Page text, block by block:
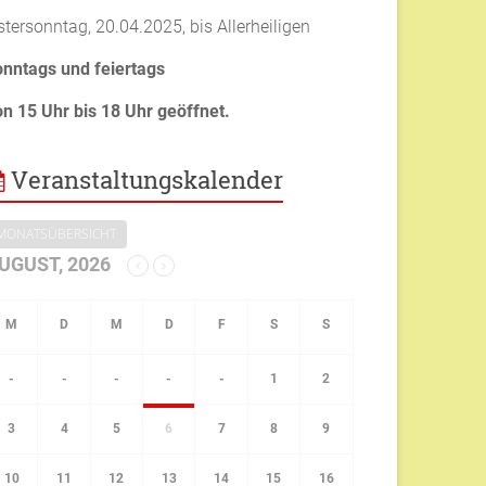
20.04.2025, bis Allerheiligen
und feiertags
15 Uhr bis 18 Uhr geöffnet.
Veranstaltungskalender
2026
- - - - - 1 2
3 4 5 6 7 8 9
10 11 12 13 14 15 16